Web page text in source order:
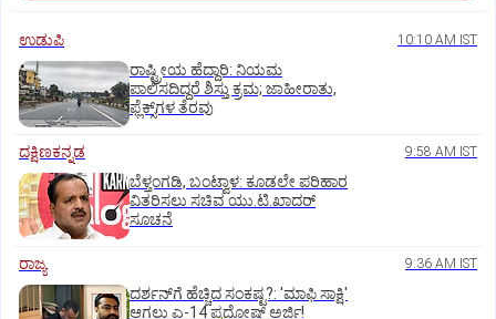
ಉಡುಪಿ 10:10 AM IST
ರಾಷ್ಟ್ರೀಯ ಹೆದ್ದಾರಿ: ನಿಯಮ
ಪಾಲಿಸದಿದ್ದರೆ ಶಿಸ್ತು ಕ್ರಮ; ಜಾಹೀರಾತು,
ಫ್ಲೆಕ್ಸ್‌ಗಳ ತೆರವು
ದಕ್ಷಿಣಕನ್ನಡ 9:58 AM IST
ಬೆಳ್ತಂಗಡಿ, ಬಂಟ್ವಾಳ: ಕೂಡಲೇ ಪರಿಹಾರ
ವಿತರಿಸಲು ಸಚಿವ ಯು.ಟಿ.ಖಾದರ್‌
ಸೂಚನೆ
ರಾಜ್ಯ 9:36 AM IST
ದರ್ಶನ್‌ಗೆ ಹೆಚ್ಚಿದ ಸಂಕಷ್ಟ?: 'ಮಾಫಿ ಸಾಕ್ಷಿ'
ಆಗಲು ಎ-14 ಪ್ರದೋಷ್ ಅರ್ಜಿ!